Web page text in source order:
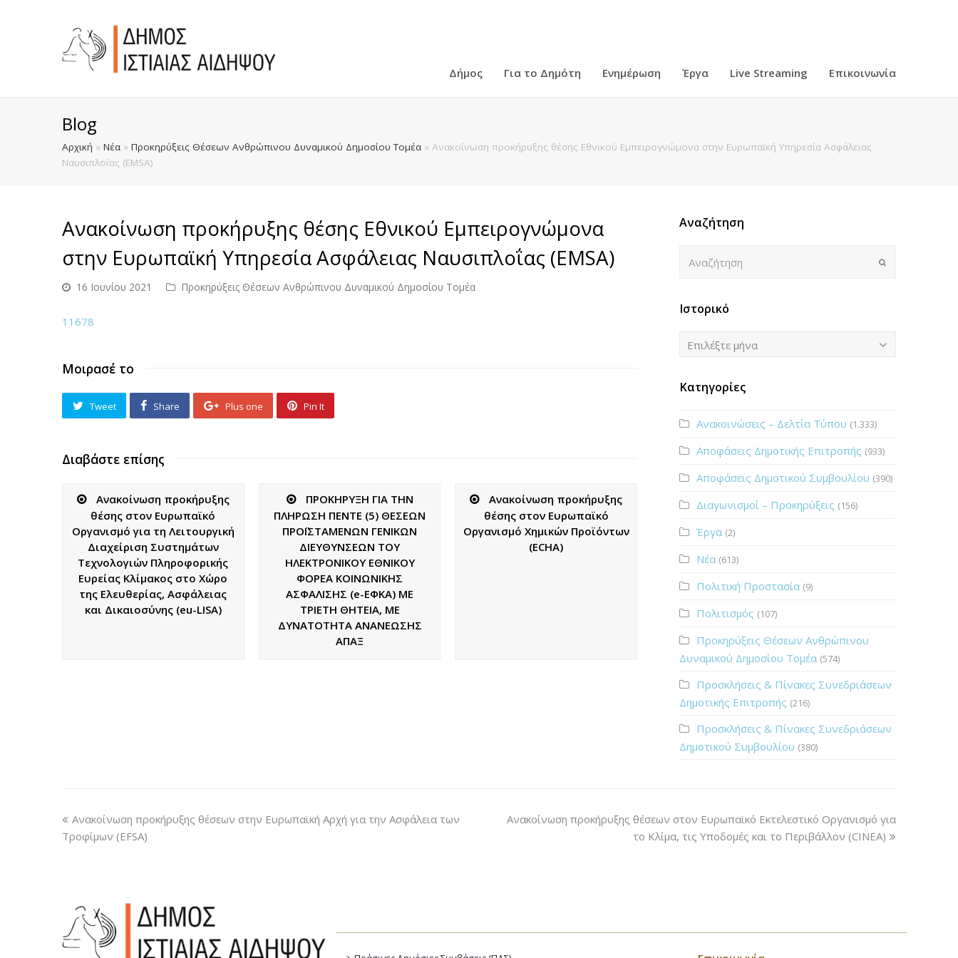
Δήμος Για το Δημότη Ενημέρωση Έργα Live Streaming Επικοινωνία
Blog
Αρχική » Νέα » Προκηρύξεις Θέσεων Ανθρώπινου Δυναμικού Δημοσίου Τομέα » Ανακοίνωση προκήρυξης θέσης Εθνικού Εμπειρογνώμονα στην Ευρωπαϊκή Υπηρεσία Ασφάλειας
Ναυσιπλοΐας (EMSA)
Ανακοίνωση προκήρυξης θέσης Εθνικού Εμπειρογνώμονα
στην Ευρωπαϊκή Υπηρεσία Ασφάλειας Ναυσιπλοΐας (EMSA)
16 Ιουνίου 2021 Προκηρύξεις Θέσεων Ανθρώπινου Δυναμικού Δημοσίου Τομέα
11678
Μοιρασέ το
Tweet Share Plus one Pin It
Διαβάστε επίσης
Ανακοίνωση προκήρυξης
θέσης στoν Ευρωπαϊκό
Οργανισμό για τη Λειτουργική
Διαχείριση Συστημάτων
Τεχνολογιών Πληροφορικής
Ευρείας Κλίμακος στο Χώρο
της Ελευθερίας, Ασφάλειας
και Δικαιοσύνης (eu-LISA)
ΠΡΟΚΗΡΥΞΗ ΓΙΑ ΤΗΝ
ΠΛΗΡΩΣΗ ΠΕΝΤΕ (5) ΘΕΣΕΩΝ
ΠΡΟΪΣΤΑΜΕΝΩΝ ΓΕΝΙΚΩΝ
ΔΙΕΥΘΥΝΣΕΩΝ ΤOY
ΗΛΕΚΤΡΟΝΙΚΟΥ ΕΘΝΙΚΟΥ
ΦΟΡΕΑ ΚΟΙΝΩΝΙΚΗΣ
ΑΣΦΑΛΙΣΗΣ (e-ΕΦΚΑ) ΜΕ
ΤΡΙΕΤΗ ΘΗΤΕΙΑ, ΜΕ
ΔΥΝΑΤΟΤΗΤΑ ΑΝΑΝΕΩΣΗΣ
ΑΠΑΞ
Ανακοίνωση προκήρυξης
θέσης στον Ευρωπαϊκό
Οργανισμό Χημικών Προϊόντων
(ECHA)
Αναζήτηση
Ιστορικό
Ιστορικό
Επιλέξτε μήνα
Κατηγορίες
Ανακοινώσεις – Δελτία Τύπου (1.333)
Αποφάσεις Δημοτικής Επιτροπής (933)
Αποφάσεις Δημοτικού Συμβουλίου (390)
Διαγωνισμοί – Προκηρύξεις (156)
Έργα (2)
Νέα (613)
Πολιτική Προστασία (9)
Πολιτισμός (107)
Προκηρύξεις Θέσεων Ανθρώπινου
Δυναμικού Δημοσίου Τομέα (574)
Προσκλήσεις & Πίνακες Συνεδριάσεων
Δημοτικής Επιτροπής (216)
Προσκλήσεις & Πίνακες Συνεδριάσεων
Δημοτικού Συμβουλίου (380)
Ανακοίνωση προκήρυξης θέσεων στην Ευρωπαϊκή Αρχή για την Ασφάλεια των
Τροφίμων (EFSA)
Ανακοίνωση προκήρυξης θέσεων στον Ευρωπαϊκό Εκτελεστικό Οργανισμό για
το Κλίμα, τις Υποδομές και το Περιβάλλον (CINEA)